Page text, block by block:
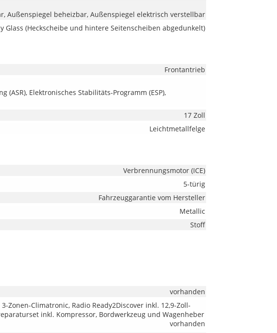
Außenspiegel beheizbar, Außenspiegel elektrisch verstellbar
Glass (Heckscheibe und hintere Seitenscheiben abgedunkelt)
Frontantrieb
(ASR), Elektronisches Stabilitäts-Programm (ESP),
17 Zoll
Leichtmetallfelge
Verbrennungsmotor (ICE)
5-türig
Fahrzeuggarantie vom Hersteller
Metallic
Stoff
vorhanden
Zonen-Climatronic, Radio Ready2Discover inkl. 12,9-Zoll-
inkl. Kompressor, Bordwerkzeug und Wagenheber
vorhanden